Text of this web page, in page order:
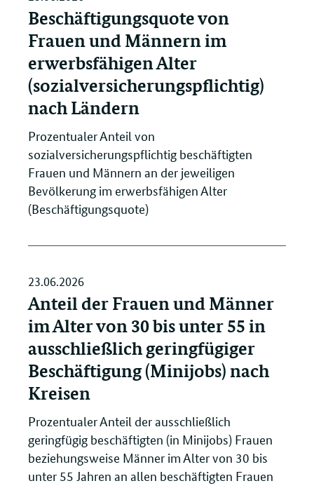
Beschäftigungsquote von
Frauen und Männern im
erwerbsfähigen Alter
(sozialversicherungspflichtig)
nach Ländern
Prozentualer Anteil von
sozialversicherungspflichtig beschäftigten
Frauen und Männern an der jeweiligen
Bevölkerung im erwerbsfähigen Alter
(Beschäftigungsquote)
23.06.2026
Anteil der Frauen und Männer
im Alter von 30 bis unter 55 in
ausschließlich geringfügiger
Beschäftigung (Minijobs) nach
Kreisen
Prozentualer Anteil der ausschließlich
geringfügig beschäftigten (in Minijobs) Frauen
beziehungsweise Männer im Alter von 30 bis
unter 55 Jahren an allen beschäftigten Frauen